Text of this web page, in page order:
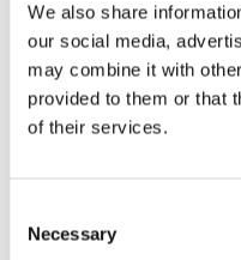
We also share
our social media,
may combine it with
provided to them or that
of their services.
Selection
Necessary
Ett medlemskap
medlemstjänster och
inköpsavdelning,
mycket mer. Vi
företag med företagaren